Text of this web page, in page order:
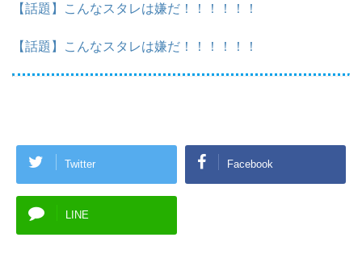
【話題】こんなスタレは嫌だ！！！！！！
【話題】こんなスタレは嫌だ！！！！！！
Twitter Facebook
LINE